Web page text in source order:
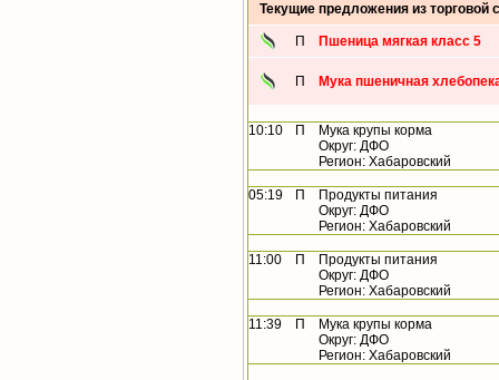
Текущие предложения из торговой
П Пшеница мягкая класс 5
П Мука пшеничная
10:10 П
Мука крупы корма
Округ: ДФО
Регион: Хабаровский
05:19 П
Продукты питания
Округ: ДФО
Регион: Хабаровский
11:00 П
Продукты питания
Округ: ДФО
Регион: Хабаровский
11:39 П
Мука крупы корма
Округ: ДФО
Регион: Хабаровский